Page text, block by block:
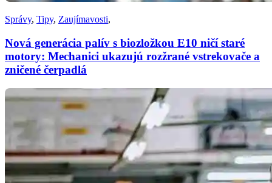
Správy, Tipy, Zaujímavosti,
Nová generácia palív s biozložkou E10 ničí staré
motory: Mechanici ukazujú rozžrané vstrekovače a
zničené čerpadlá